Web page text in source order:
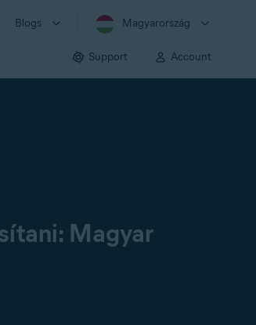
Blogs Magyarország
Support Account
Magyar